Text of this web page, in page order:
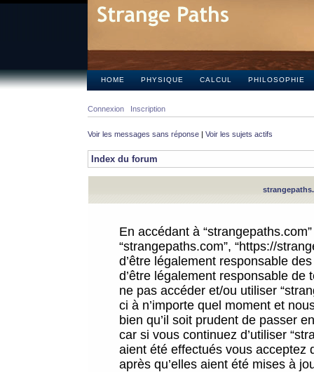
HOME PHYSIQUE CALCUL PHILOSOPHIE
Connexion Inscription
Voir les messages sans réponse | Voir les sujets actifs
Index du forum
En accédant à
“strangepaths.com”, “https://
d’être légalement responsable
d’être légalement responsable
ne pas accéder et/ou utiliser
ci à n’importe quel moment et
bien qu’il soit prudent de passer
car si vous continuez d’utiliser
aient été effectués vous acceptez
après qu’elles aient été mises à